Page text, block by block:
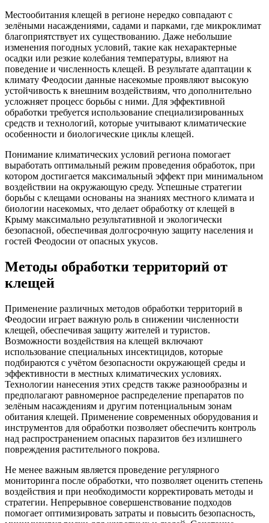
Местообитания клещей в регионе нередко совпадают с
зелёными насаждениями, садами и парками, где микроклимат
благоприятствует их существованию. Даже небольшие
изменения погодных условий, такие как нехарактерные
осадки или резкие колебания температуры, влияют на
поведение и численность клещей. В результате адаптации к
климату Феодосии данные насекомые проявляют высокую
устойчивость к внешним воздействиям, что дополнительно
усложняет процесс борьбы с ними. Для эффективной
обработки требуется использование специализированных
средств и технологий, которые учитывают климатические
особенности и биологические циклы клещей.
Понимание климатических условий региона помогает
выработать оптимальный режим проведения обработок, при
котором достигается максимальный эффект при минимальном
воздействии на окружающую среду. Успешные стратегии
борьбы с клещами основаны на знаниях местного климата и
биологии насекомых, что делает обработку от клещей в
Крыму максимально результативной и экологически
безопасной, обеспечивая долгосрочную защиту населения и
гостей Феодосии от опасных укусов.
Методы обработки территорий от
клещей
Применение различных методов обработки территорий в
Феодосии играет важную роль в снижении численности
клещей, обеспечивая защиту жителей и туристов.
Возможности воздействия на клещей включают
использование специальных инсектицидов, которые
подбираются с учётом безопасности окружающей среды и
эффективности в местных климатических условиях.
Технологии нанесения этих средств также разнообразны и
предполагают равномерное распределение препаратов по
зелёным насаждениям и другим потенциальным зонам
обитания клещей. Применение современных оборудования и
инструментов для обработки позволяет обеспечить контроль
над распространением опасных паразитов без излишнего
повреждения растительного покрова.
Не менее важным является проведение регулярного
мониторинга после обработки, что позволяет оценить степень
воздействия и при необходимости корректировать методы и
стратегии. Непрерывное совершенствование подходов
помогает оптимизировать затраты и повысить безопасность,